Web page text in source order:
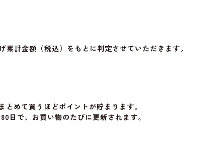
計金額（税込）をもとに判定させていただきます。
めて買うほどポイントが貯まります。
日で、お買い物のたびに更新されます。